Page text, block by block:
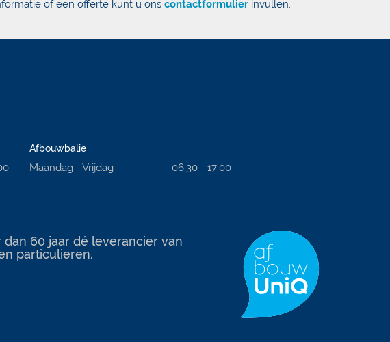
of een offerte kunt u ons contactformulier invullen.
Afbouwbalie
Maandag - Vrijdag 06:30 - 17:00
60 jaar dé leverancier van
particulieren.